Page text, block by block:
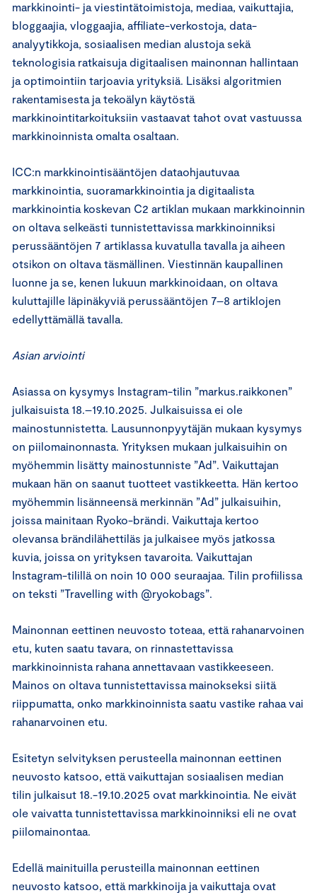
markkinointi- ja viestintätoimistoja, mediaa, vaikuttajia,
bloggaajia, vloggaajia, affiliate-verkostoja, data-
analyytikkoja, sosiaalisen median alustoja sekä
teknologisia ratkaisuja digitaalisen mainonnan hallintaan
ja optimointiin tarjoavia yrityksiä. Lisäksi algoritmien
rakentamisesta ja tekoälyn käytöstä
markkinointitarkoituksiin vastaavat tahot ovat vastuussa
markkinoinnista omalta osaltaan.
ICC:n markkinointisääntöjen dataohjautuvaa
markkinointia, suoramarkkinointia ja digitaalista
markkinointia koskevan C2 artiklan mukaan markkinoinnin
on oltava selkeästi tunnistettavissa markkinoinniksi
perussääntöjen 7 artiklassa kuvatulla tavalla ja aiheen
otsikon on oltava täsmällinen. Viestinnän kaupallinen
luonne ja se, kenen lukuun markkinoidaan, on oltava
kuluttajille läpinäkyviä perussääntöjen 7–8 artiklojen
edellyttämällä tavalla.
Asian arviointi
Asiassa on kysymys Instagram-tilin ”markus.raikkonen”
julkaisuista 18.–19.10.2025. Julkaisuissa ei ole
mainostunnistetta. Lausunnonpyytäjän mukaan kysymys
on piilomainonnasta. Yrityksen mukaan julkaisuihin on
myöhemmin lisätty mainostunniste ”Ad”. Vaikuttajan
mukaan hän on saanut tuotteet vastikkeetta. Hän kertoo
myöhemmin lisänneensä merkinnän ”Ad” julkaisuihin,
joissa mainitaan Ryoko-brändi. Vaikuttaja kertoo
olevansa brändilähettiläs ja julkaisee myös jatkossa
kuvia, joissa on yrityksen tavaroita. Vaikuttajan
Instagram-tilillä on noin 10 000 seuraajaa. Tilin profiilissa
on teksti ”Travelling with @ryokobags”.
Mainonnan eettinen neuvosto toteaa, että rahanarvoinen
etu, kuten saatu tavara, on rinnastettavissa
markkinoinnista rahana annettavaan vastikkeeseen.
Mainos on oltava tunnistettavissa mainokseksi siitä
riippumatta, onko markkinoinnista saatu vastike rahaa vai
rahanarvoinen etu.
Esitetyn selvityksen perusteella mainonnan eettinen
neuvosto katsoo, että vaikuttajan sosiaalisen median
tilin julkaisut 18.-19.10.2025 ovat markkinointia. Ne eivät
ole vaivatta tunnistettavissa markkinoinniksi eli ne ovat
piilomainontaa.
Edellä mainituilla perusteilla mainonnan eettinen
neuvosto katsoo, että markkinoija ja vaikuttaja ovat